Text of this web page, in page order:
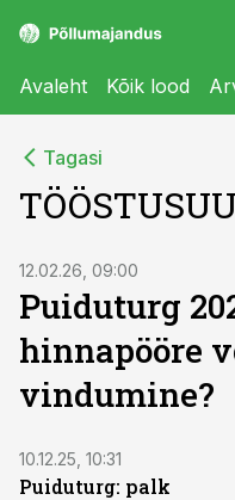
Avaleht Kõik lood
Tagasi
12.02.26, 09:00
Puiduturg
hinnapööre
vindumine?
10.12.25, 10:31
Puiduturg: palk